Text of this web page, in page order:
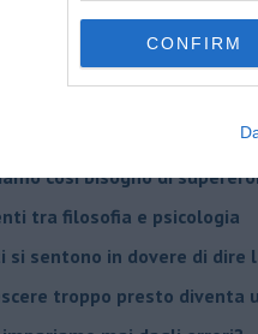
CONFIRM
stai seguendo il tuo
bisogno di Sanremo?
inconsapevole
scegliere di non essere
così bisogno di
tra filosofia e psicologia
si sentono in dovere di dire
troppo presto diventa